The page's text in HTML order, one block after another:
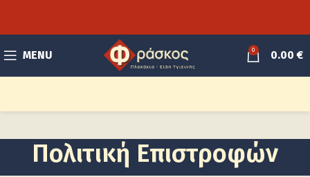
MENU 0 0.00€
Πολιτική Επιστροφών